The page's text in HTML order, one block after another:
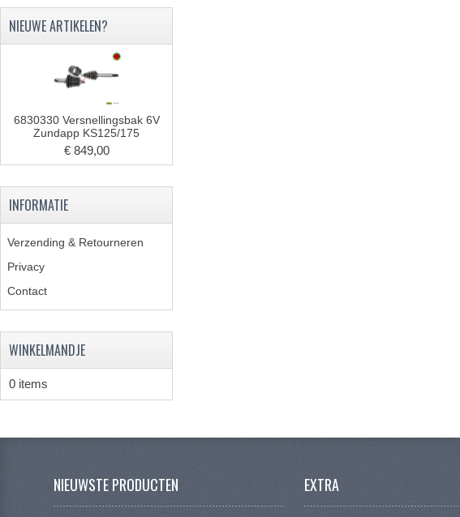
NIEUWE ARTIKELEN?
6830330 Versnellingsbak 6V
Zundapp KS125/175
€ 849,00
INFORMATIE
Verzending & Retourneren
Privacy
Contact
WINKELMANDJE
0 items
NIEUWSTE PRODUCTEN EXTRA